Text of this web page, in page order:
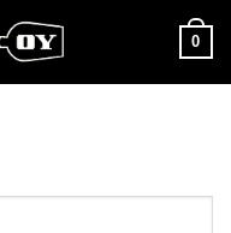
0